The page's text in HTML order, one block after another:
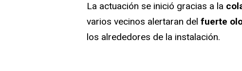
La actuación se inició gracias a la
varios vecinos alertaran del fuerte
los alrededores de la instalación.